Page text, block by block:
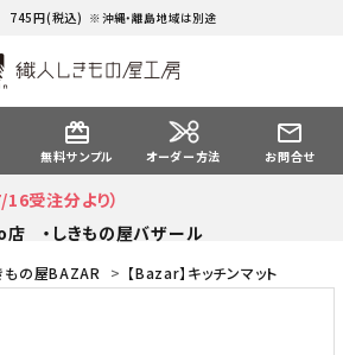
745円(税込) ※沖縄・離島地域は別途
card_giftcard
無料サンプル オーダー方法
mail_outline
お問合せ
受注分より）
店 ・しきもの屋バザール
の屋BAZAR > 【Bazar】キッチンマット